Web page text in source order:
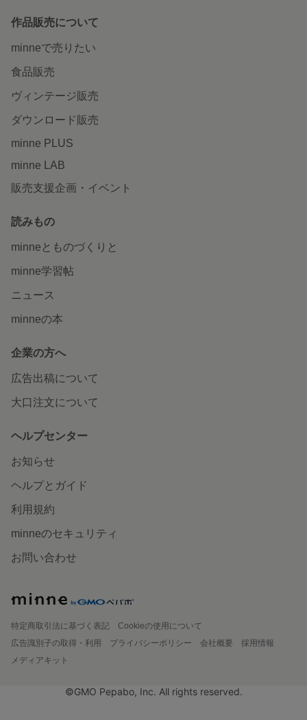
作品販売について
minneで売りたい
食品販売
ヴィンテージ販売
ダウンロード販売
minne PLUS
minne LAB
販売支援企画・イベント
読みもの
minneとものづくりと
minne学習帖
ニュース
minneの本
企業の方へ
広告出稿について
大口注文について
ヘルプセンター
お知らせ
ヘルプとガイド
利用規約
minneのセキュリティ
お問い合わせ
特定商取引法に基づく表記
Cookieの使用について
広告識別子の取得・利用
プライバシーポリシー 会社概要
採用情報
メディアキット
©GMO Pepabo, Inc. All rights reserved.